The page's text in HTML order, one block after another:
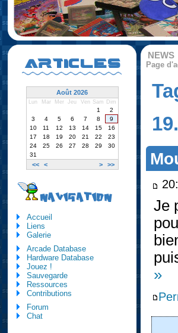
NEWS
Page
Je
»
ARTICLES
Août 2026
Lun Mar Mer Jeu Ven Sam Dim
<< < > >>
1
2
3
4 5 6 7 8
9
10
11 12 13 14 15
16
17
18 19 20 21 22
23
24
25 26 27 28 29
30
31
NAVIGATION
Accueil
Liens
Galerie
Arcade Database
Hardware Database
Jouez !
Sauvegarde
Ressources
Contributions
Forum
Chat